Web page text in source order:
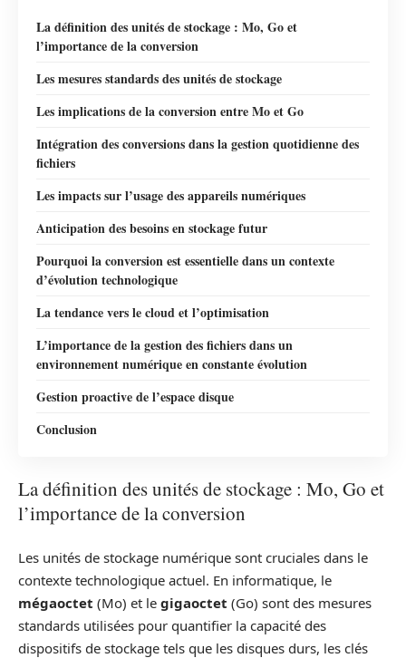
La définition des unités de stockage : Mo, Go et
l’importance de la conversion
Les mesures standards des unités de stockage
Les implications de la conversion entre Mo et Go
Intégration des conversions dans la gestion quotidienne des
fichiers
Les impacts sur l’usage des appareils numériques
Anticipation des besoins en stockage futur
Pourquoi la conversion est essentielle dans un contexte
d’évolution technologique
La tendance vers le cloud et l’optimisation
L’importance de la gestion des fichiers dans un
environnement numérique en constante évolution
Gestion proactive de l’espace disque
Conclusion
La définition des unités de stockage : Mo, Go et
l’importance de la conversion
Les unités de stockage numérique sont cruciales dans le
contexte technologique actuel. En informatique, le
mégaoctet (Mo) et le gigaoctet (Go) sont des mesures
standards utilisées pour quantifier la capacité des
dispositifs de stockage tels que les disques durs, les clés